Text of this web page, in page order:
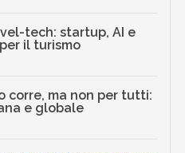
tech: startup, AI e
il turismo
corre, ma non per tutti:
e globale